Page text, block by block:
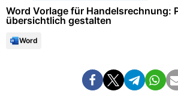
Word Vorlage für Handelsrechnung:
übersichtlich gestalten
Word